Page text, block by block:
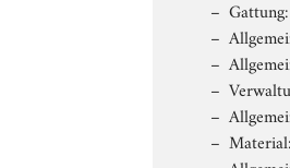
Gattung:
Material: